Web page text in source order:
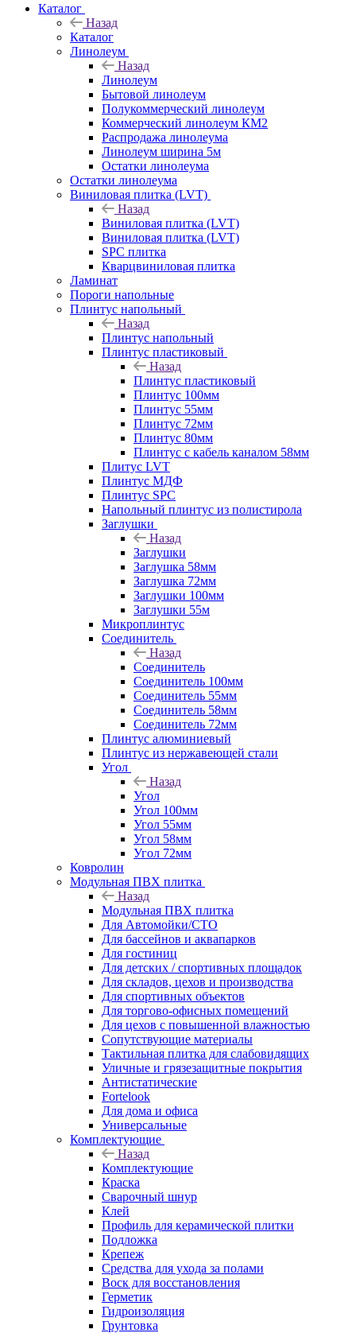
Каталог
Назад
Каталог
Линолеум
Назад
Линолеум
Бытовой линолеум
Полукоммерческий линолеум
Коммерческий линолеум КМ2
Распродажа линолеума
Линолеум ширина 5м
Остатки линолеума
Остатки линолеума
Виниловая плитка (LVT)
Назад
Виниловая плитка (LVT)
Виниловая плитка (LVT)
SPC плитка
Кварцвиниловая плитка
Ламинат
Пороги напольные
Плинтус напольный
Назад
Плинтус напольный
Плинтус пластиковый
Назад
Плинтус пластиковый
Плинтус 100мм
Плинтус 55мм
Плинтус 72мм
Плинтус 80мм
Плинтус с кабель каналом 58мм
Плитус LVT
Плинтус МДФ
Плинтус SPC
Напольный плинтус из полистирола
Заглушки
Назад
Заглушки
Заглушка 58мм
Заглушка 72мм
Заглушки 100мм
Заглушки 55м
Микроплинтус
Соединитель
Назад
Соединитель
Соединитель 100мм
Соединитель 55мм
Соединитель 58мм
Соединитель 72мм
Плинтус алюминиевый
Плинтус из нержавеющей стали
Угол
Назад
Угол
Угол 100мм
Угол 55мм
Угол 58мм
Угол 72мм
Ковролин
Модульная ПВХ плитка
Назад
Модульная ПВХ плитка
Для Автомойки/СТО
Для бассейнов и аквапарков
Для гостиниц
Для детских / спортивных площадок
Для складов, цехов и производства
Для спортивных объектов
Для торгово-офисных помещений
Для цехов с повышенной влажностью
Сопутствующие материалы
Тактильная плитка для слабовидящих
Уличные и грязезащитные покрытия
Антистатические
Fortelook
Для дома и офиса
Универсальные
Комплектующие
Назад
Комплектующие
Краска
Сварочный шнур
Клей
Профиль для керамической плитки
Подложка
Крепеж
Средства для ухода за полами
Воск для восстановления
Герметик
Гидроизоляция
Грунтовка